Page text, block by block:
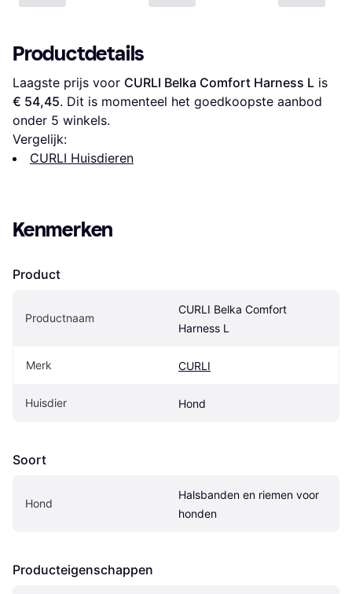
Productdetails
Laagste prijs voor CURLI Belka Comfort Harness L
€ 54,45. Dit is momenteel het goedkoopste aanbod
onder 5 winkels.
Vergelijk:
CURLI Huisdieren
Kenmerken
Product
Productnaam
CURLI Belka Comfort
Harness L
Merk CURLI
Huisdier Hond
Soort
Hond
Halsbanden en riemen voor
honden
Producteigenschappen